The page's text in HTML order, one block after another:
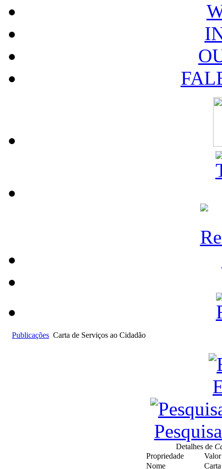
Publicações Carta de Serviços ao Cidadão
Detalhes de
Propriedade
Valor
Nome